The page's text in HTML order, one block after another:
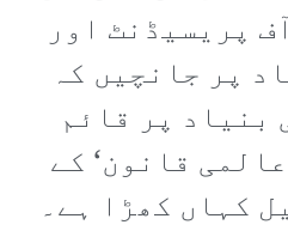
پریسیڈنٹ اور
پر جانچیں کہ
بنیاد پر قائم
قانون‘ کے
کہاں کھڑا ہے۔